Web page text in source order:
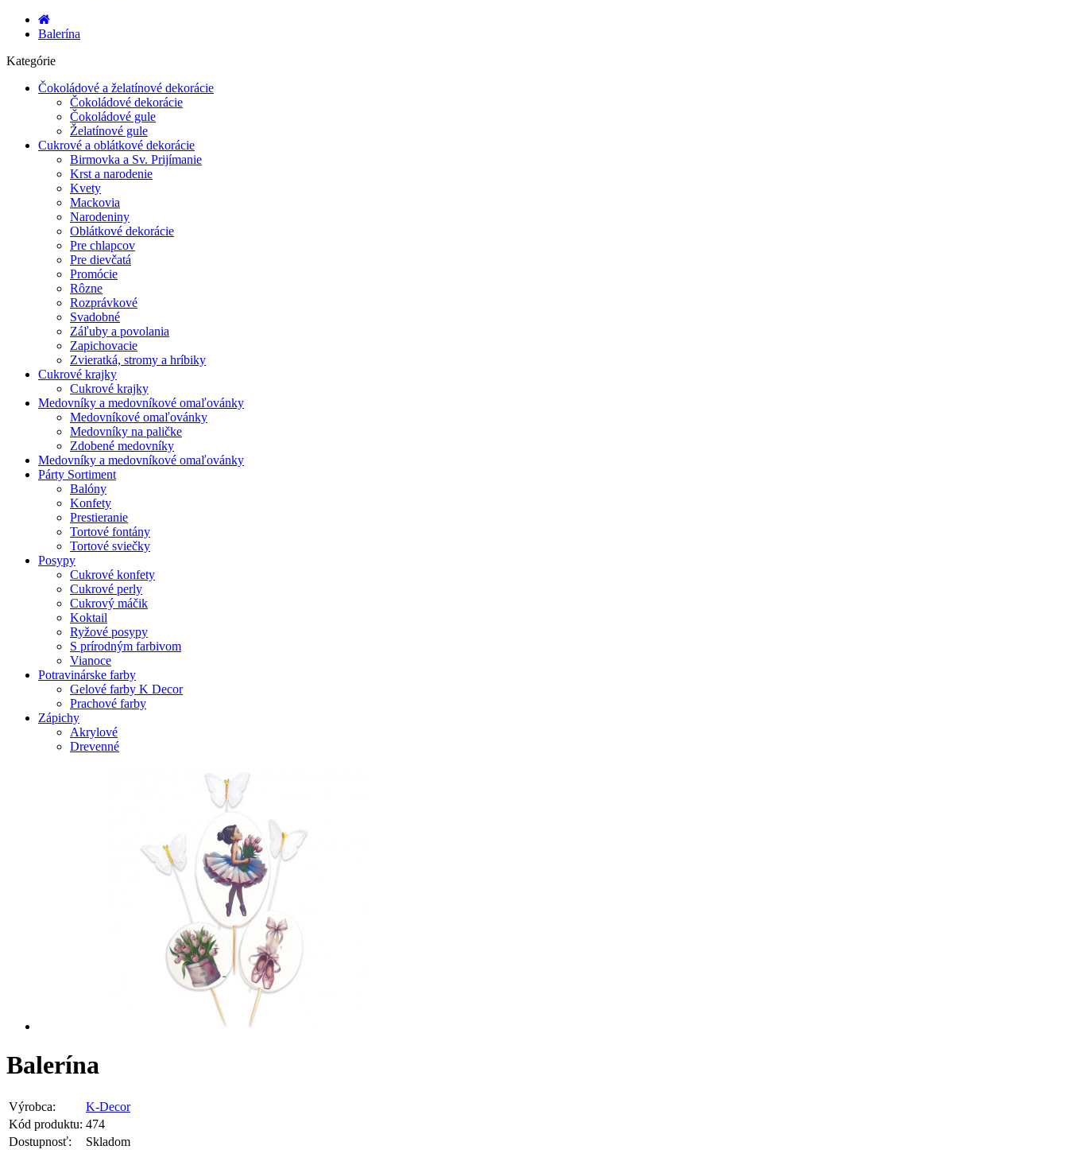
Balerína
Kategórie
Čokoládové a želatínové dekorácie
Čokoládové dekorácie
Čokoládové gule
Želatínové gule
Cukrové a oblátkové dekorácie
Birmovka a Sv. Prijímanie
Krst a narodenie
Kvety
Mackovia
Narodeniny
Oblátkové dekorácie
Pre chlapcov
Pre dievčatá
Promócie
Rôzne
Rozprávkové
Svadobné
Záľuby a povolania
Zapichovacie
Zvieratká, stromy a hríbiky
Cukrové krajky
Cukrové krajky
Medovníky a medovníkové omaľovánky
Medovníkové omaľovánky
Medovníky na paličke
Zdobené medovníky
Medovníky a medovníkové omaľovánky
Párty Sortiment
Balóny
Konfety
Prestieranie
Tortové fontány
Tortové sviečky
Posypy
Cukrové konfety
Cukrové perly
Cukrový máčik
Koktail
Ryžové posypy
S prírodným farbivom
Vianoce
Potravinárske farby
Gelové farby K Decor
Prachové farby
Zápichy
Akrylové
Drevenné
Balerína
Výrobca:
K-Decor
Kód produktu: 474
Dostupnosť:
Skladom